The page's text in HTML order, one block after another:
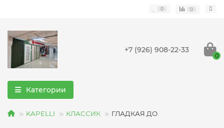
0 0
+7 (926) 908-22-33
0
Категории
KAPELLI КЛАССИК ГЛАДКАЯ ДО